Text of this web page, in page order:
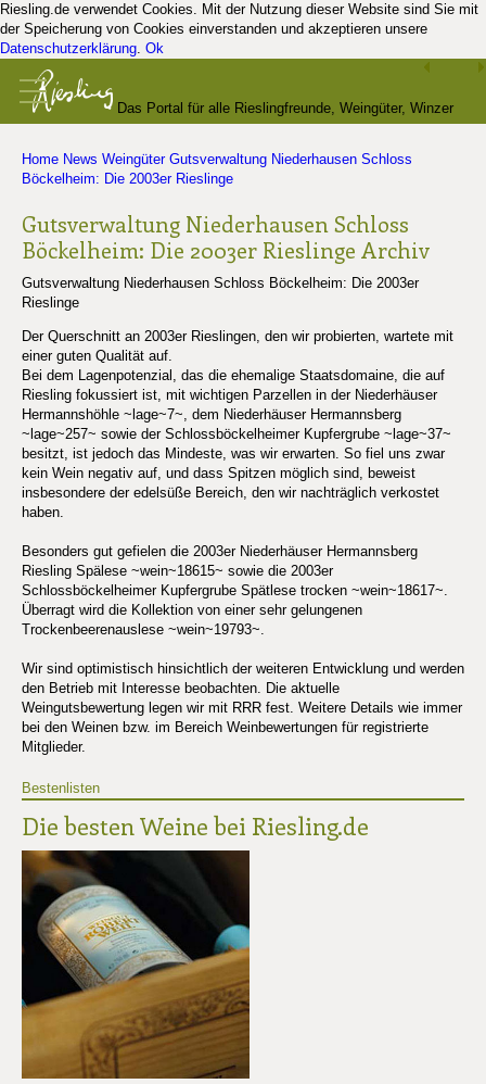
Riesling.de verwendet Cookies. Mit der Nutzung dieser Website sind Sie mit
der Speicherung von Cookies einverstanden und akzeptieren unsere
Datenschutzerklärung. Ok
Das Portal für alle Rieslingfreunde, Weingüter, Winzer
und Kenner
Home News Weingüter Gutsverwaltung Niederhausen Schloss
Böckelheim: Die 2003er Rieslinge
Gutsverwaltung Niederhausen Schloss
Böckelheim: Die 2003er Rieslinge Archiv
Gutsverwaltung Niederhausen Schloss Böckelheim: Die 2003er
Rieslinge
Der Querschnitt an 2003er Rieslingen, den wir probierten, wartete mit
einer guten Qualität auf.
Bei dem Lagenpotenzial, das die ehemalige Staatsdomaine, die auf
Riesling fokussiert ist, mit wichtigen Parzellen in der Niederhäuser
Hermannshöhle ~lage~7~, dem Niederhäuser Hermannsberg
~lage~257~ sowie der Schlossböckelheimer Kupfergrube ~lage~37~
besitzt, ist jedoch das Mindeste, was wir erwarten. So fiel uns zwar
kein Wein negativ auf, und dass Spitzen möglich sind, beweist
insbesondere der edelsüße Bereich, den wir nachträglich verkostet
haben.
Besonders gut gefielen die 2003er Niederhäuser Hermannsberg
Riesling Spälese ~wein~18615~ sowie die 2003er
Schlossböckelheimer Kupfergrube Spätlese trocken ~wein~18617~.
Überragt wird die Kollektion von einer sehr gelungenen
Trockenbeerenauslese ~wein~19793~.
Wir sind optimistisch hinsichtlich der weiteren Entwicklung und werden
den Betrieb mit Interesse beobachten. Die aktuelle
Weingutsbewertung legen wir mit RRR fest. Weitere Details wie immer
bei den Weinen bzw. im Bereich Weinbewertungen für registrierte
Mitglieder.
Bestenlisten
Die besten Weine bei Riesling.de